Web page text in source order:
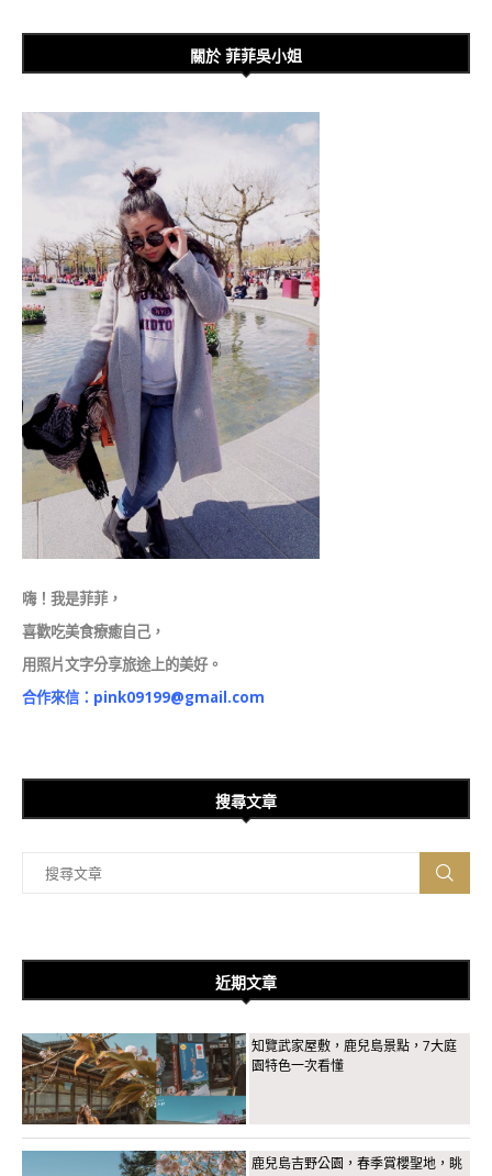
關於 菲菲吳小姐
嗨！我是菲菲，
喜歡吃美食療癒自己，
用照片文字分享旅途上的美好。
合作來信： pink09199@gmail.com
搜尋文章
近期文章
知覽武家屋敷，鹿兒島景點，7大庭
園特色一次看懂
鹿兒島吉野公園，春季賞櫻聖地，眺